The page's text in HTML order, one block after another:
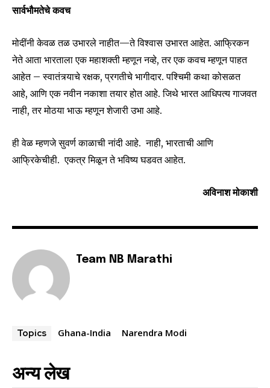
सार्वभौमतेचे कवच
मोदींनी केवळ तळ उभारले नाहीत—ते विश्वास उभारत आहेत. आफ्रिकन
नेते आता भारताला एक महाशक्ती म्हणून नव्हे, तर एक कवच म्हणून पाहत
आहेत – स्वातंत्र्याचे रक्षक, प्रगतीचे भागीदार. पश्चिमी कथा कोसळत
आहे, आणि एक नवीन नकाशा तयार होत आहे. जिथे भारत आधिपत्य गाजवत
नाही, तर मोठया भाऊ म्हणून शेजारी उभा आहे.
ही वेळ म्हणजे सुवर्ण काळाची नांदी आहे. नाही, भारताची आणि
आफ्रिकेचीही. एकत्र मिळून ते भविष्य घडवत आहेत.
अविनाश मोकाशी
Team NB Marathi
Topics Ghana-India Narendra Modi
अन्य लेख